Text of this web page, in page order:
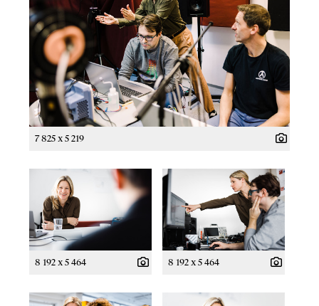
7 825 x 5 219
8 192 x 5 464 8 192 x 5 464